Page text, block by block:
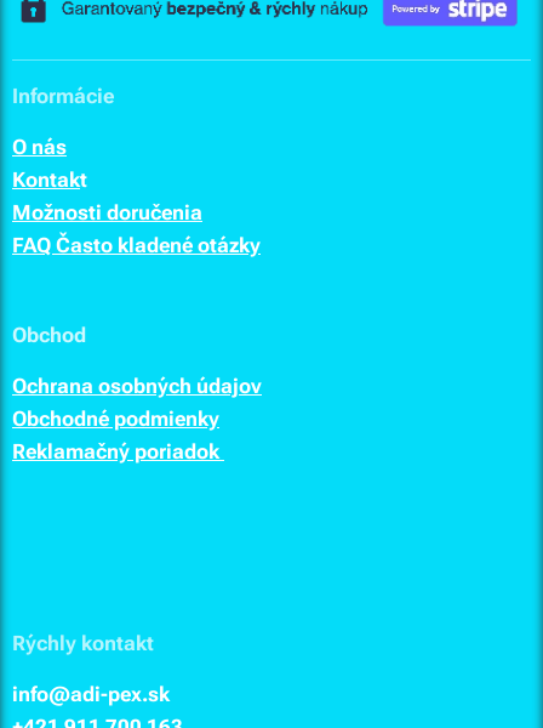
Informácie
O nás
Kontakt
Možnosti doručenia
FAQ Často kladené otázky
Obchod
Ochrana osobných údajov
Obchodné podmienky
Reklamačný poriadok
Rýchly kontakt
info@adi-pex.sk